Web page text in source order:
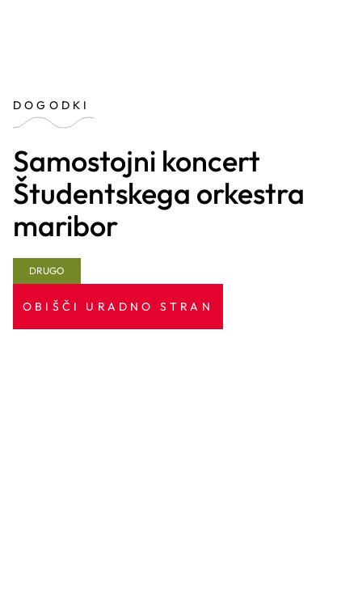
DOGODKI
Samostojni koncert
Študentskega orkestra
maribor
DRUGO
OBIŠČI URADNO STRAN